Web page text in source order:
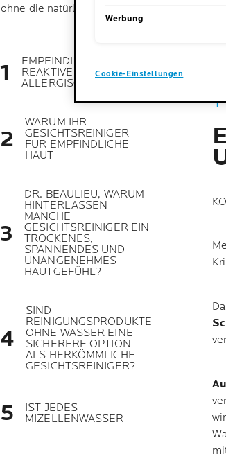
ohne die natürlichen Lipide Ihrer Haut
EMPFINDLICHE,
REAKTIVE UND
ALLERGISCHE HAUT
WARUM IHR
GESICHTSREINIGER
FÜR EMPFINDLICHE
HAUT
DR. BEAULIEU, WARUM
HINTERLASSEN
MANCHE
GESICHTSREINIGER EIN
TROCKENES,
SPANNENDES UND
UNANGENEHMES
HAUTGEFÜHL?
SIND
REINIGUNGSPRODUKTE
OHNE WASSER EINE
SICHERERE OPTION
ALS HERKÖMMLICHE
GESICHTSREINIGER?
IST JEDES
MIZELLENWASSER
Werbung
Cookie-Einstellungen